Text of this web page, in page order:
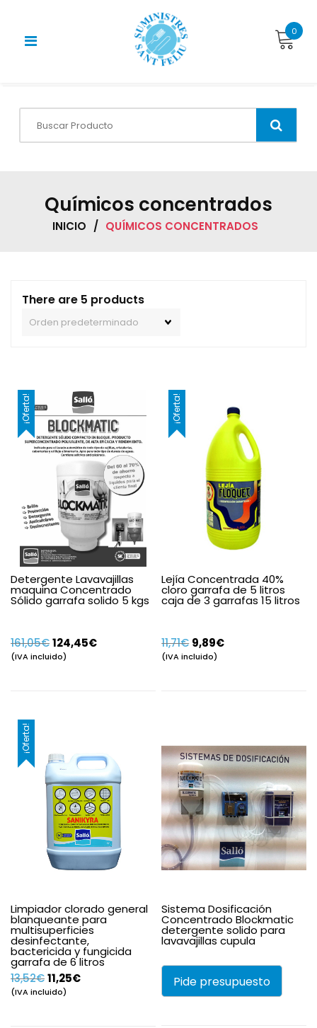
content
0
Químicos concentrados
INICIO / QUÍMICOS CONCENTRADOS
There are 5 products
¡Oferta!
Detergente Lavavajillas
maquina Concentrado
Sólido garrafa solido 5 kgs
161,05€El
precio
124,45€El
(IVA incluido)
¡Oferta!
Lejía Concentrada 40%
cloro garrafa de 5 litros
caja de 3 garrafas 15 litros
11,71€ El
precio
9,89€El
(IVA incluido)
¡Oferta!
Limpiador clorado general
blanqueante para
multisuperficies
desinfectante,
bactericida y fungicida
garrafa de 6 litros
13,52€El
precio
11,25€El
(IVA incluido)
Sistema Dosificación
Concentrado Blockmatic
detergente solido para
lavavajillas cupula
Pide presupuesto